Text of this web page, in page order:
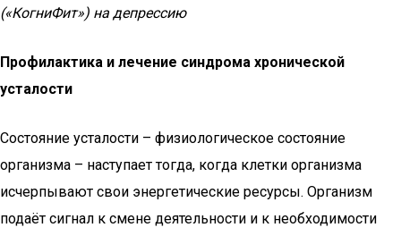
(«КогниФит») на депрессию
Профилактика и лечение синдрома хронической
усталости
Состояние усталости – физиологическое состояние
организма – наступает тогда, когда клетки организма
исчерпывают свои энергетические ресурсы. Организм
подаёт сигнал к смене деятельности и к необходимости